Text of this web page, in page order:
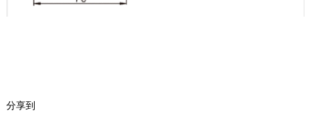
分享到